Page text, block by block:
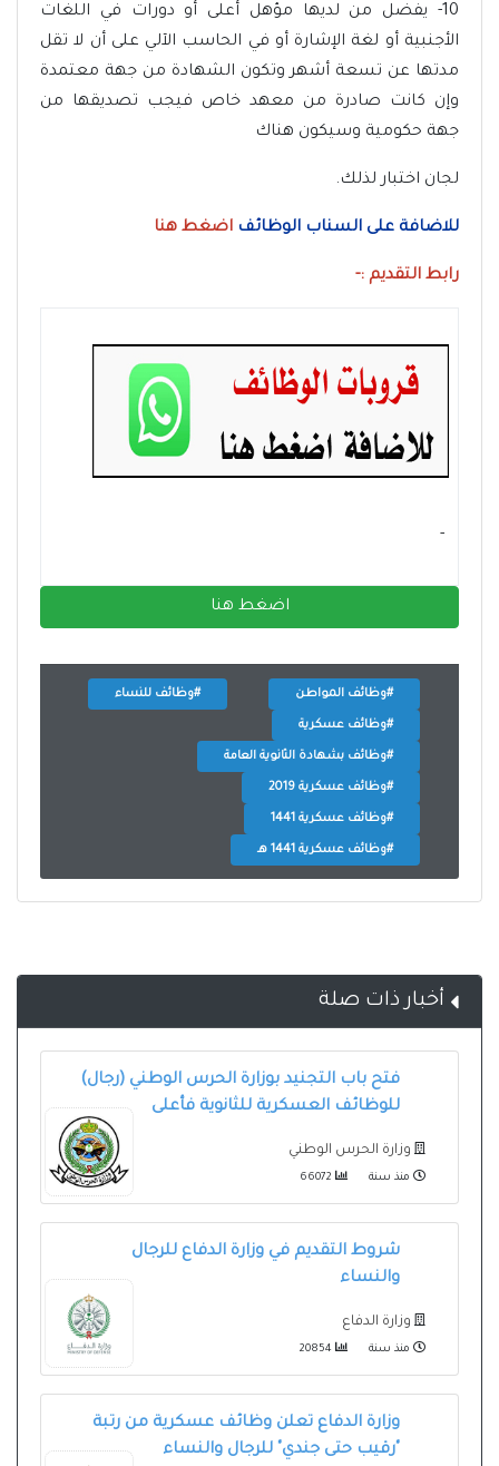
10- يفضل من لديها مؤهل أعلى أو دورات في اللغات
الأجنبية أو لغة الإشارة أو في الحاسب الآلي على أن لا تقل
مدتها عن تسعة أشهر وتكون الشهادة من جهة معتمدة
وإن كانت صادرة من معهد خاص فيجب تصديقها من
جهة حكومية وسيكون هناك
لجان اختبار لذلك.
للاضافة على السناب الوظائف اضغط هنا
رابط التقديم :-
- ‏
اضغط هنا
#وظائف المواطن #وظائف للنساء
#وظائف عسكرية
#وظائف بشهادة الثانوية العامة
#وظائف عسكرية 2019
#وظائف عسكرية 1441
#وظائف عسكرية 1441 هـ
أخبار ذات صلة
فتح باب التجنيد بوزارة الحرس الوطني (رجال)
للوظائف العسكرية للثانوية فأعلى
وزارة الحرس الوطني
منذ سنة
شروط التقديم في وزارة الدفاع للرجال
والنساء
وزارة الدفاع
منذ سنة
وزارة الدفاع تعلن وظائف عسكرية من رتبة
"رقيب حتى جندي" للرجال والنساء